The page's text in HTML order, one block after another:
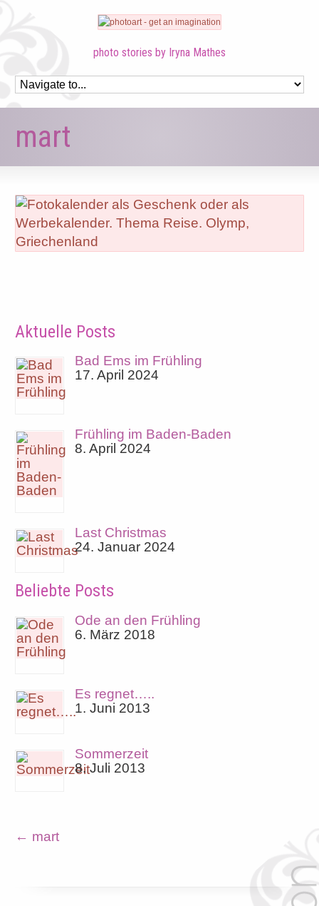
photo stories by Iryna Mathes
mart
Aktuelle Posts
Bad Ems im Frühling
17. April 2024
Frühling im Baden-Baden
8. April 2024
Last Christmas
24. Januar 2024
Beliebte Posts
Ode an den Frühling
6. März 2018
Es regnet…..
1. Juni 2013
Sommerzeit
8. Juli 2013
← mart